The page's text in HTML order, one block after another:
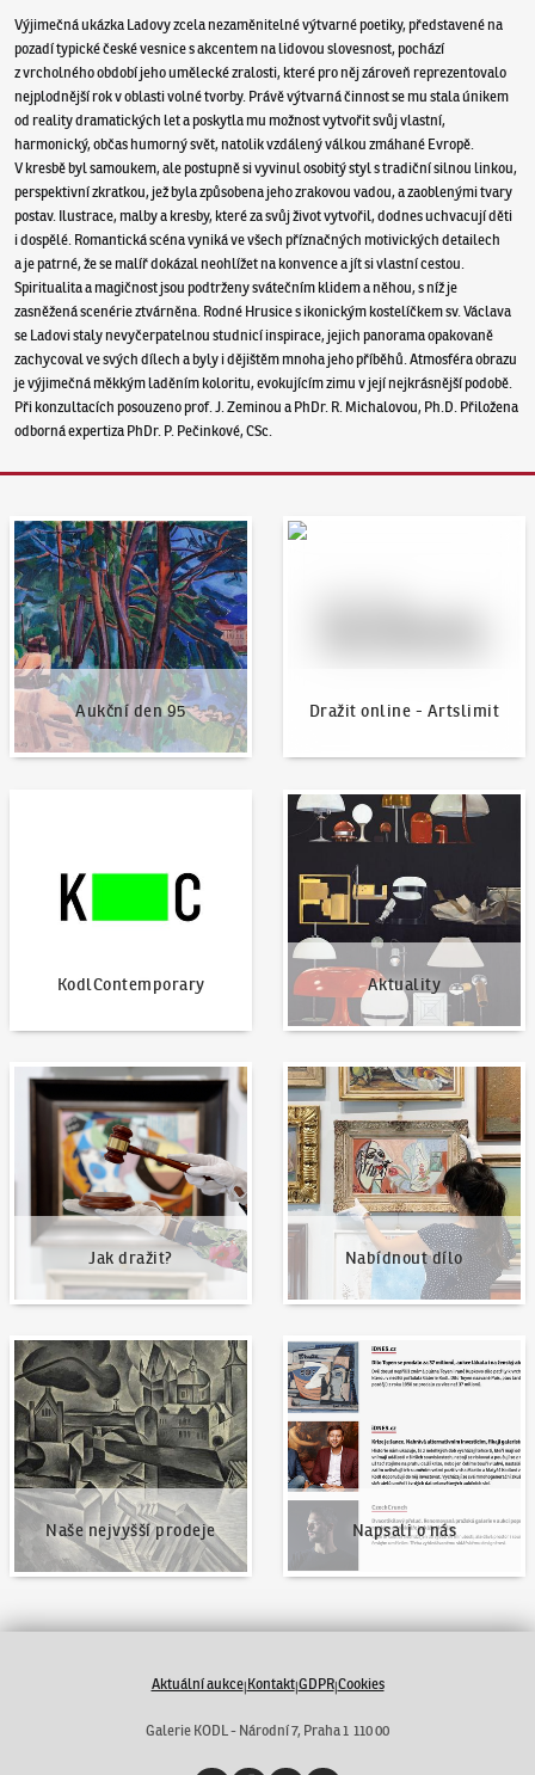
Výjimečná ukázka Ladovy zcela nezaměnitelné výtvarné poetiky, představené na
pozadí typické české vesnice s akcentem na lidovou slovesnost, pochází
z vrcholného období jeho umělecké zralosti, které pro něj zároveň reprezentovalo
nejplodnější rok v oblasti volné tvorby. Právě výtvarná činnost se mu stala únikem
od reality dramatických let a poskytla mu možnost vytvořit svůj vlastní,
harmonický, občas humorný svět, natolik vzdálený válkou zmáhané Evropě.
V kresbě byl samoukem, ale postupně si vyvinul osobitý styl s tradiční silnou linkou,
perspektivní zkratkou, jež byla způsobena jeho zrakovou vadou, a zaoblenými tvary
postav. Ilustrace, malby a kresby, které za svůj život vytvořil, dodnes uchvacují děti
i dospělé. Romantická scéna vyniká ve všech příznačných motivických detailech
a je patrné, že se malíř dokázal neohlížet na konvence a jít si vlastní cestou.
Spiritualita a magičnost jsou podtrženy svátečním klidem a něhou, s níž je
zasněžená scenérie ztvárněna. Rodné Hrusice s ikonickým kostelíčkem sv. Václava
se Ladovi staly nevyčerpatelnou studnicí inspirace, jejich panorama opakovaně
zachycoval ve svých dílech a byly i dějištěm mnoha jeho příběhů. Atmosféra obrazu
je výjimečná měkkým laděním koloritu, evokujícím zimu v její nejkrásnější podobě.
Při konzultacích posouzeno prof. J. Zeminou a PhDr. R. Michalovou, Ph.D. Přiložena
odborná expertiza PhDr. P. Pečinkové, CSc.
Aukční den 95
Aukční den 95
Dražit online - Artslimit
Dražit online - Artslimit
KodlContemporary Aktuality
Aktuality
Jak dražit?
Jak dražit?
Nabídnout dílo
Nabídnout dílo
Naše nejvyšší prodeje
Naše nejvyšší prodeje
Napsali o nás
Napsali o nás
Aktuální aukce|Kontakt|GDPR|Cookies
Galerie KODL - Národní 7, Praha 1 110 00